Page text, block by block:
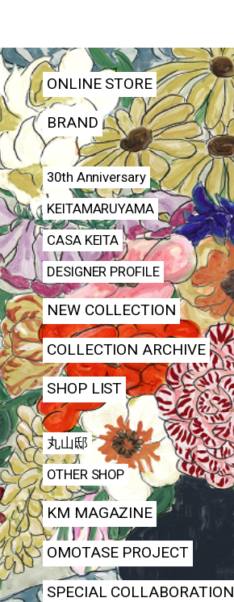
ONLINE STORE
BRAND
30th Anniversary
KEITAMARUYAMA
CASA KEITA
DESIGNER PROFILE
NEW COLLECTION
COLLECTION ARCHIVE
SHOP LIST
丸山邸
OTHER SHOP
KM MAGAZINE
OMOTASE PROJECT
SPECIAL COLLABORATION